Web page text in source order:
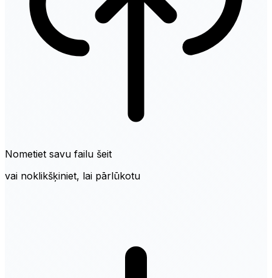
Nometiet savu failu šeit
vai noklikšķiniet, lai pārlūkotu